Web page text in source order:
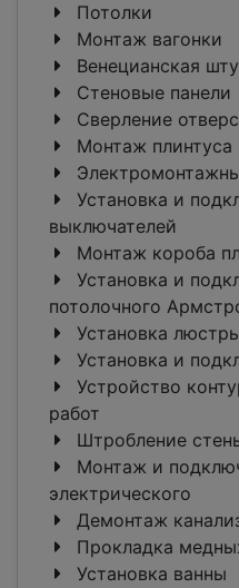
Потолки
Монтаж вагонки
Венецианская
Стеновые панели
Сверление
Монтаж плинтуса
Установка и
выключателей
Монтаж короба
Установка и
потолочного
Установка
Установка и
Устройство
работ
Штробление
Монтаж и
электрического
Демонтаж
Прокладка
Установка ванны